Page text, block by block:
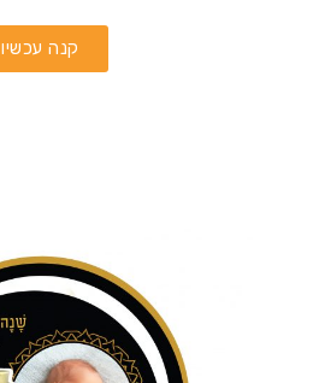
קנה עכשיו